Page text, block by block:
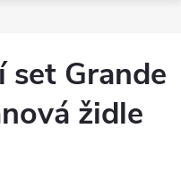
set Grande
židle